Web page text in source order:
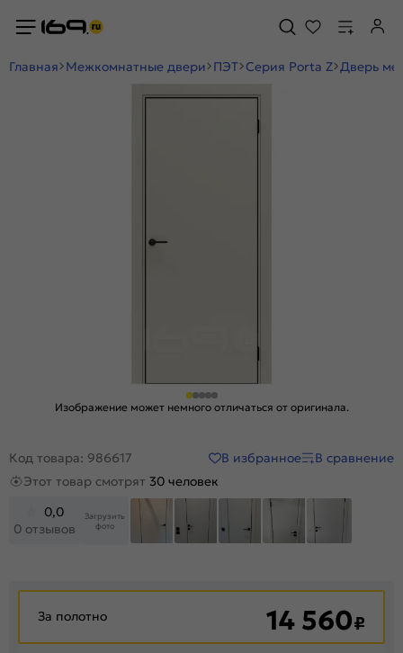
Главная Межкомнатные двери ПЭТ Серия Porta Z Дверь
Изображение может немного отличаться от оригинала.
Код товара: 986617 В избранное
В сравнение
Этот товар смотрят 30 человек
0,0
0 отзывов
Загрузить
фото
За полотно 14 560₽